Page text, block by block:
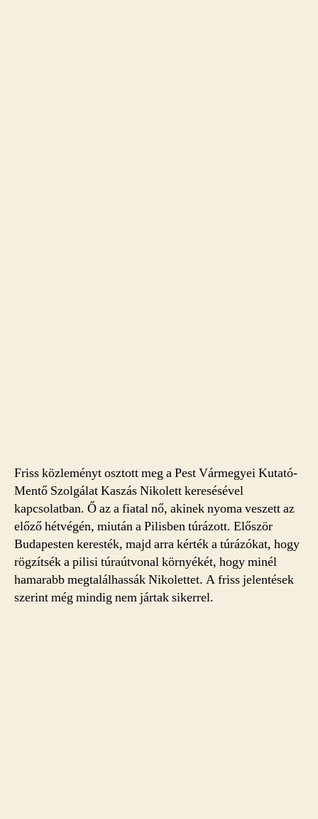
Friss közleményt osztott meg a Pest Vármegyei Kutató-
Mentő Szolgálat Kaszás Nikolett keresésével
kapcsolatban. Ő az a fiatal nő, akinek nyoma veszett az
előző hétvégén, miután a Pilisben túrázott. Először
Budapesten keresték, majd arra kérték a túrázókat, hogy
rögzítsék a pilisi túraútvonal környékét, hogy minél
hamarabb megtalálhassák Nikolettet. A friss jelentések
szerint még mindig nem jártak sikerrel.